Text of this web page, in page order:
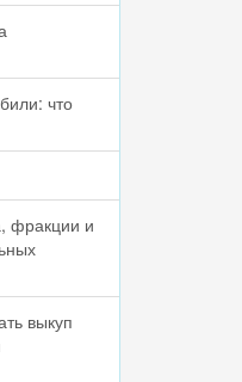
что
фракции и
выкуп